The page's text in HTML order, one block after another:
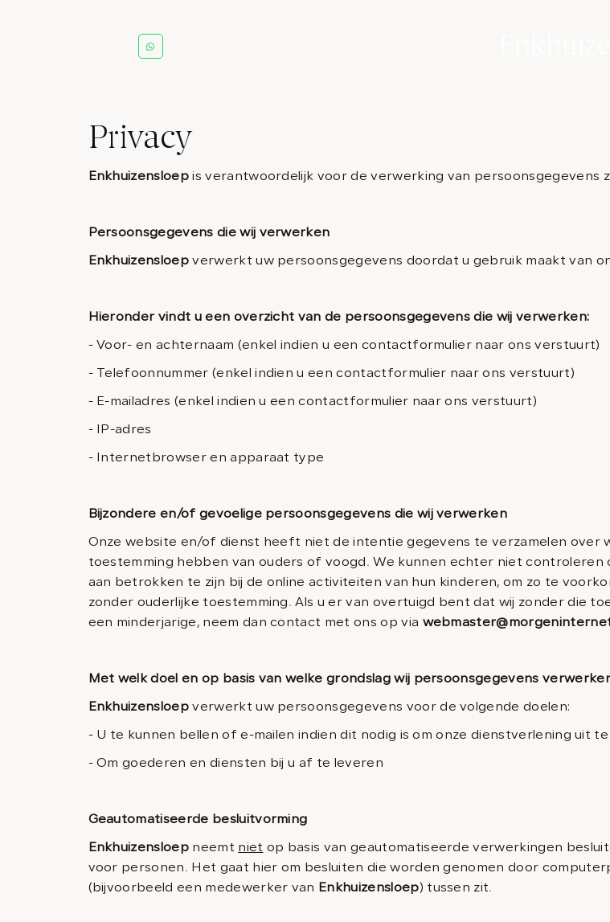
Privacy
Enkhuizensloepis verantwoordelijk voor de verwerking van persoonsgegevens
Persoonsgegevens die wij verwerken
Enkhuizensloepverwerkt uw persoonsgegevens doordat u gebruik maakt van
Hieronder vindt u een overzicht van de persoonsgegevens die wij verwerken:
- Voor- en achternaam (enkel indien u een contactformulier naar ons verstuurt)
- Telefoonnummer (enkel indien u een contactformulier naar ons verstuurt)
- E-mailadres (enkel indien u een contactformulier naar ons verstuurt)
- IP-adres
- Internetbrowser en apparaat type
Bijzondere en/of gevoelige persoonsgegevens die wij verwerken
Onze website en/of dienst heeft niet de intentie gegevens te verzamelen over
toestemming hebben van ouders of voogd. We kunnen echter niet controleren
aan betrokken te zijn bij de online activiteiten van hun kinderen, om zo te
zonder ouderlijke toestemming. Als u er van overtuigd bent dat wij zonder die
een minderjarige, neem dan contact met ons op via
Met welk doel en op basis van welke grondslag wij persoonsgegevens
Enkhuizensloepverwerkt uw persoonsgegevens voor de volgende doelen:
- U te kunnen bellen of e-mailen indien dit nodig is om onze dienstverlening uit
- Om goederen en diensten bij u af te leveren
Geautomatiseerde besluitvorming
Enkhuizensloepneemt niet op basis van geautomatiseerde verwerkingen
voor personen. Het gaat hier om besluiten die worden genomen door
(bijvoorbeeld een medewerker van Enkhuizensloep) tussen zit.